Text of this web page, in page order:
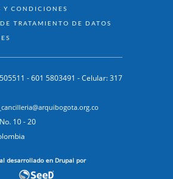
Y CONDICIONES
TRATAMIENTO DE DATOS
- 601 5803491 - Celular: 317
10 - 20
desarrollado en Drupal por